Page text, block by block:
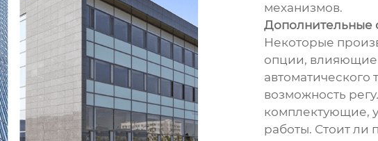
механизмов.
Дополнительные
Некоторые
опции, влияющие
автоматического
возможность
комплектующие,
работы. Стоит ли